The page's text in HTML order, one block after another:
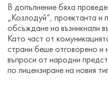
В допълнение бяха
„Козлодуй“, проектанта и
обсъждане на възникнали
Като част от
страни беше отговорено и
въпроси от народни
по лицензиране на новия